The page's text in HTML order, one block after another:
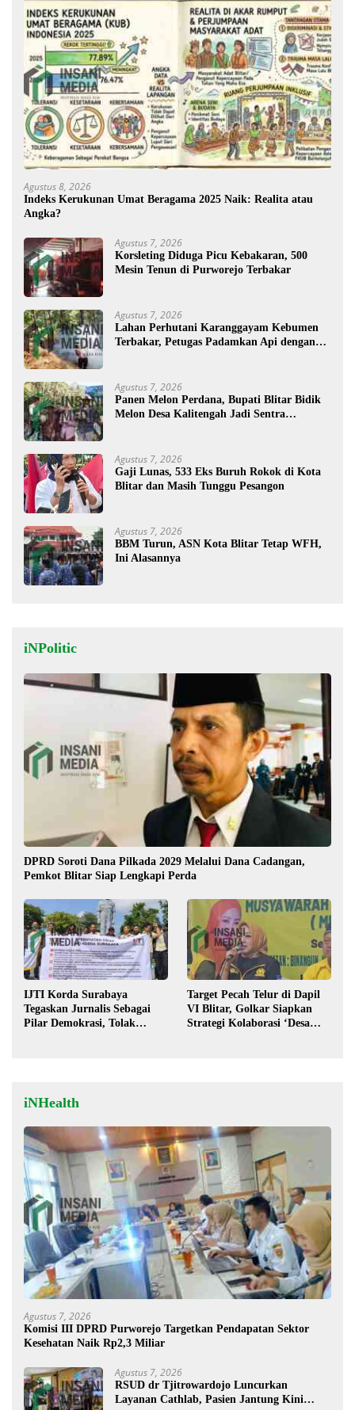
Agustus 8, 2026
Indeks Kerukunan Umat Beragama 2025 Naik: Realita atau
Angka?
Agustus 7, 2026
Korsleting Diduga Picu Kebakaran, 500
Mesin Tenun di Purworejo Terbakar
Agustus 7, 2026
Lahan Perhutani Karanggayam Kebumen
Terbakar, Petugas Padamkan Api dengan
Agustus 7, 2026
Panen Melon Perdana, Bupati Blitar Bidik
Melon Desa Kalitengah Jadi Sentra
Agustus 7, 2026
Gaji Lunas, 533 Eks Buruh Rokok di Kota
Blitar dan Masih Tunggu Pesangon
Agustus 7, 2026
BBM Turun, ASN Kota Blitar Tetap WFH,
Ini Alasannya
iNPolitic
DPRD Soroti Dana Pilkada 2029 Melalui Dana Cadangan,
Pemkot Blitar Siap Lengkapi Perda
IJTI Korda Surabaya
Tegaskan Jurnalis Sebagai
Pilar Demokrasi, Tolak
Target Pecah Telur di Dapil
VI Blitar, Golkar Siapkan
Strategi Kolaborasi ‘Desa
iNHealth
Agustus 7, 2026
Komisi III DPRD Purworejo Targetkan Pendapatan Sektor
Kesehatan Naik Rp2,3 Miliar
Agustus 7, 2026
RSUD dr Tjitrowardojo Luncurkan
Layanan Cathlab, Pasien Jantung Kini